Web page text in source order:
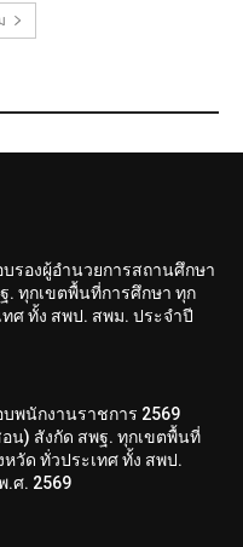
รองผู้อำนวยการสถานศึกษา
. ทุกเขตพื้นที่การศึกษา ทุก
ทศ ทั้ง สพป. สพม. ประจำปี
พนักงานราชการ 2569
น) สังกัด สพฐ. ทุกเขตพื้นที่
หวัด ทั่วประเทศ ทั้ง สพป.
.ศ. 2569